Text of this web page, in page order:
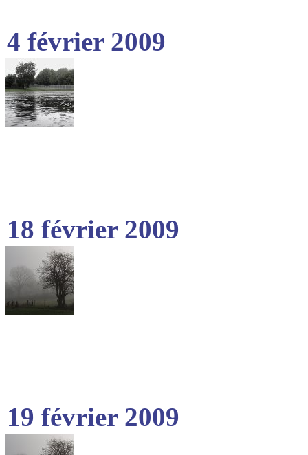
4 février 2009
18 février 2009
19 février 2009